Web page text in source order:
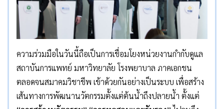
ความร่วมมือในวันนี้ถือเป็นการเชื่อมโยงหน่วยงานกำกับดูแล
สถาบันการแพทย์ มหาวิทยาลัย โรงพยาบาล ภาคเอกชน
ตลอดจนสมาคมวิชาชีพ เข้าด้วยกันอย่างเป็นระบบ เพื่อสร้าง
เส้นทางการพัฒนานวัตกรรมตั้งแต่ต้นน้ำถึงปลายน้ำ ตั้งแต่